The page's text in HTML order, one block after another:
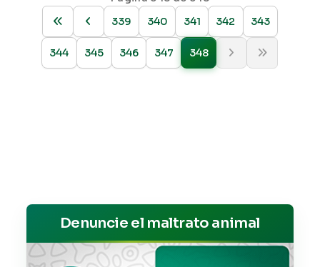
339
340 341 342 343
344 345 346 347 348
Denuncie el maltrato animal